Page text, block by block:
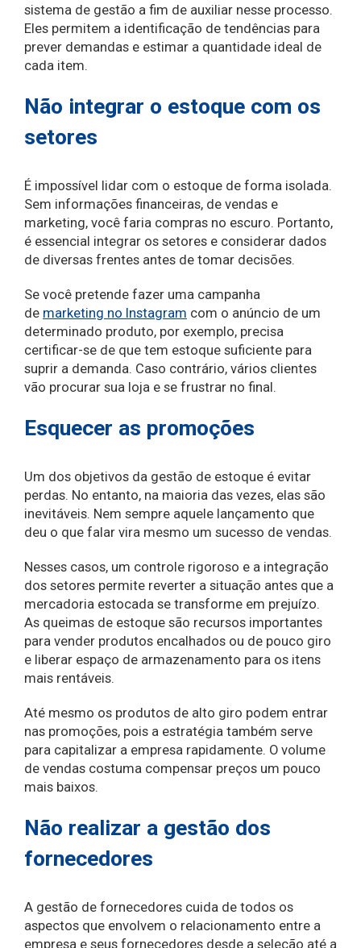
sistema de gestão a fim de auxiliar nesse processo.
Eles permitem a identificação de tendências para
prever demandas e estimar a quantidade ideal de
cada item.
Não integrar o estoque com os
setores
É impossível lidar com o estoque de forma isolada.
Sem informações financeiras, de vendas e
marketing, você faria compras no escuro. Portanto,
é essencial integrar os setores e considerar dados
de diversas frentes antes de tomar decisões.
Se você pretende fazer uma campanha
de marketing no Instagram com o anúncio de um
determinado produto, por exemplo, precisa
certificar-se de que tem estoque suficiente para
suprir a demanda. Caso contrário, vários clientes
vão procurar sua loja e se frustrar no final.
Esquecer as promoções
Um dos objetivos da gestão de estoque é evitar
perdas. No entanto, na maioria das vezes, elas são
inevitáveis. Nem sempre aquele lançamento que
deu o que falar vira mesmo um sucesso de vendas.
Nesses casos, um controle rigoroso e a integração
dos setores permite reverter a situação antes que a
mercadoria estocada se transforme em prejuízo.
As queimas de estoque são recursos importantes
para vender produtos encalhados ou de pouco giro
e liberar espaço de armazenamento para os itens
mais rentáveis.
Até mesmo os produtos de alto giro podem entrar
nas promoções, pois a estratégia também serve
para capitalizar a empresa rapidamente. O volume
de vendas costuma compensar preços um pouco
mais baixos.
Não realizar a gestão dos
fornecedores
A gestão de fornecedores cuida de todos os
aspectos que envolvem o relacionamento entre a
empresa e seus fornecedores desde a seleção até a